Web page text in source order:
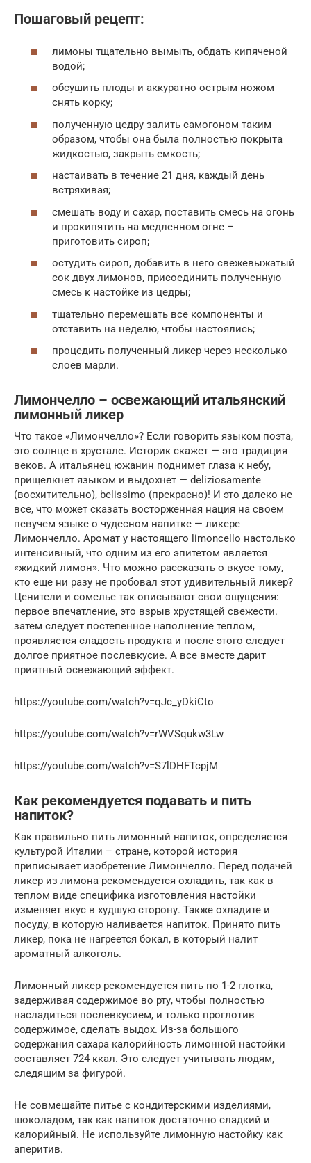
Пошаговый рецепт:
лимоны тщательно вымыть, обдать кипяченой
водой;
обсушить плоды и аккуратно острым ножом
снять корку;
полученную цедру залить самогоном таким
образом, чтобы она была полностью покрыта
жидкостью, закрыть емкость;
настаивать в течение 21 дня, каждый день
встряхивая;
смешать воду и сахар, поставить смесь на огонь
и прокипятить на медленном огне –
приготовить сироп;
остудить сироп, добавить в него свежевыжатый
сок двух лимонов, присоединить полученную
смесь к настойке из цедры;
тщательно перемешать все компоненты и
отставить на неделю, чтобы настоялись;
процедить полученный ликер через несколько
слоев марли.
Лимончелло – освежающий итальянский
лимонный ликер
Что такое «Лимончелло»? Если говорить языком поэта,
это солнце в хрустале. Историк скажет — это традиция
веков. А итальянец южанин поднимет глаза к небу,
прищелкнет языком и выдохнет — deliziosamente
(восхитительно), belissimo (прекрасно)! И это далеко не
все, что может сказать восторженная нация на своем
певучем языке о чудесном напитке — ликере
Лимончелло. Аромат у настоящего limoncello настолько
интенсивный, что одним из его эпитетом является
«жидкий лимон». Что можно рассказать о вкусе тому,
кто еще ни разу не пробовал этот удивительный ликер?
Ценители и сомелье так описывают свои ощущения:
первое впечатление, это взрыв хрустящей свежести.
затем следует постепенное наполнение теплом,
проявляется сладость продукта и после этого следует
долгое приятное послевкусие. А все вместе дарит
приятный освежающий эффект.
https://youtube.com/watch?v=qJc_yDkiCto
https://youtube.com/watch?v=rWVSqukw3Lw
https://youtube.com/watch?v=S7lDHFTcpjM
Как рекомендуется подавать и пить
напиток?
Как правильно пить лимонный напиток, определяется
культурой Италии – стране, которой история
приписывает изобретение Лимончелло. Перед подачей
ликер из лимона рекомендуется охладить, так как в
теплом виде специфика изготовления настойки
изменяет вкус в худшую сторону. Также охладите и
посуду, в которую наливается напиток. Принято пить
ликер, пока не нагреется бокал, в который налит
ароматный алкоголь.
Лимонный ликер рекомендуется пить по 1-2 глотка,
задерживая содержимое во рту, чтобы полностью
насладиться послевкусием, и только проглотив
содержимое, сделать выдох. Из-за большого
содержания сахара калорийность лимонной настойки
составляет 724 ккал. Это следует учитывать людям,
следящим за фигурой.
Не совмещайте питье с кондитерскими изделиями,
шоколадом, так как напиток достаточно сладкий и
калорийный. Не используйте лимонную настойку как
аперитив.